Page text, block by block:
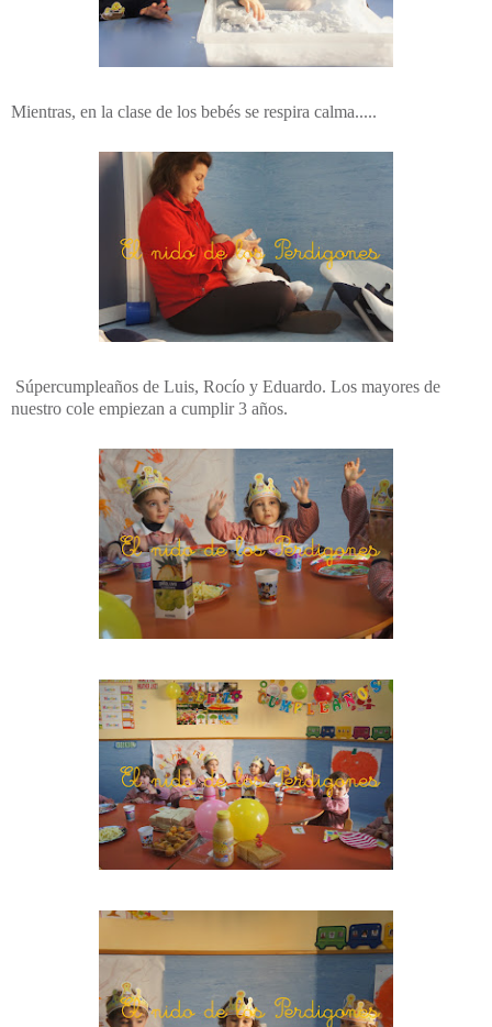
Mientras, en la clase de los bebés se respira calma.....
Súpercumpleaños de Luis, Rocío y Eduardo. Los mayores de
nuestro cole empiezan a cumplir 3 años.